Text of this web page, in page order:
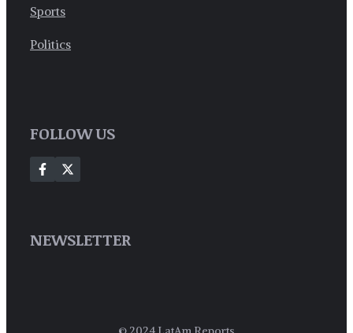
Sports
Politics
FOLLOW US
NEWSLETTER